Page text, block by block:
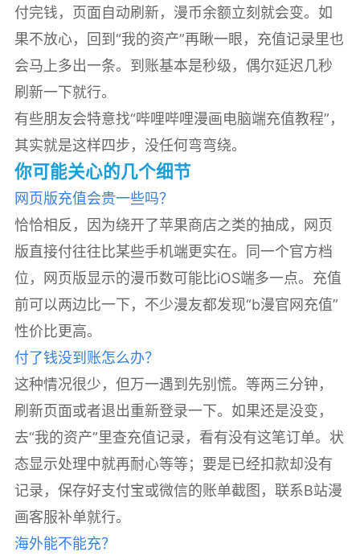
付完钱，页面自动刷新，漫币余额立刻就会变。如
果不放心，回到“我的资产”再瞅一眼，充值记录里也
会马上多出一条。到账基本是秒级，偶尔延迟几秒
刷新一下就行。
有些朋友会特意找“哔哩哔哩漫画电脑端充值教程”，
其实就是这样四步，没任何弯弯绕。
你可能关心的几个细节
网页版充值会贵一些吗？
恰恰相反，因为绕开了苹果商店之类的抽成，网页
版直接付往往比某些手机端更实在。同一个官方档
位，网页版显示的漫币数可能比iOS端多一点。充值
前可以两边比一下，不少漫友都发现“b漫官网充值”
性价比更高。
付了钱没到账怎么办？
这种情况很少，但万一遇到先别慌。等两三分钟，
刷新页面或者退出重新登录一下。如果还是没变，
去“我的资产”里查充值记录，看有没有这笔订单。状
态显示处理中就再耐心等等；要是已经扣款却没有
记录，保存好支付宝或微信的账单截图，联系B站漫
画客服补单就行。
海外能不能充？